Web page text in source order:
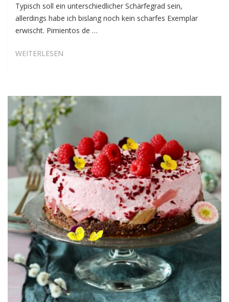
Typisch soll ein unterschiedlicher Schärfegrad sein,
allerdings habe ich bislang noch kein scharfes Exemplar
erwischt. Pimientos de …
WEITERLESEN
VOM
GRILL
ZITRONEN-
AIOLI-
DIP